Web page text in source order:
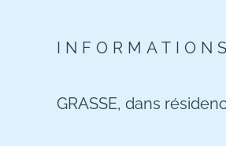
GRASSE, dans